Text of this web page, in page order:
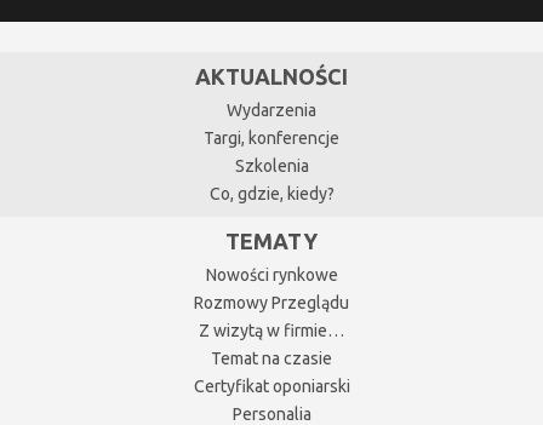
AKTUALNOŚCI
Wydarzenia
Targi, konferencje
Szkolenia
Co, gdzie, kiedy?
TEMATY
Nowości rynkowe
Rozmowy Przeglądu
Z wizytą w firmie…
Temat na czasie
Certyfikat oponiarski
Personalia